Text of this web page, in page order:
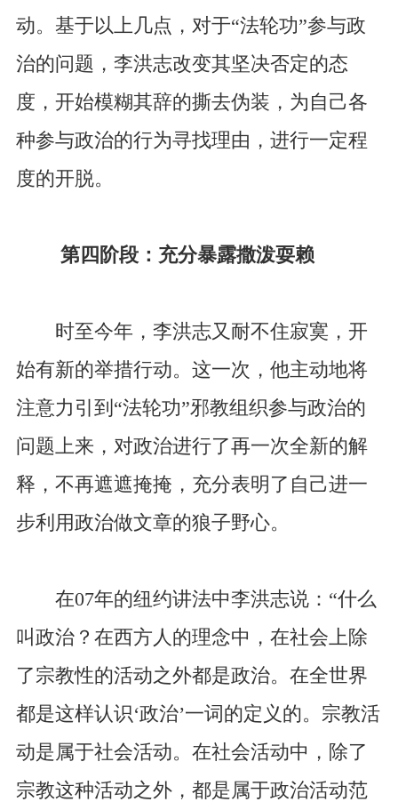
动。基于以上几点，对于“法轮功”参与政
治的问题，李洪志改变其坚决否定的态
度，开始模糊其辞的撕去伪装，为自己各
种参与政治的行为寻找理由，进行一定程
度的开脱。
第四阶段：充分暴露撒泼耍赖
时至今年，李洪志又耐不住寂寞，开
始有新的举措行动。这一次，他主动地将
注意力引到“法轮功”邪教组织参与政治的
问题上来，对政治进行了再一次全新的解
释，不再遮遮掩掩，充分表明了自己进一
步利用政治做文章的狼子野心。
在07年的纽约讲法中李洪志说：“什么
叫政治？在西方人的理念中，在社会上除
了宗教性的活动之外都是政治。在全世界
都是这样认识‘政治’一词的定义的。宗教活
动是属于社会活动。在社会活动中，除了
宗教这种活动之外，都是属于政治活动范